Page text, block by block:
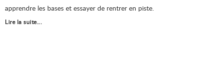
apprendre les bases et essayer de rentrer en piste.
Lire la suite...